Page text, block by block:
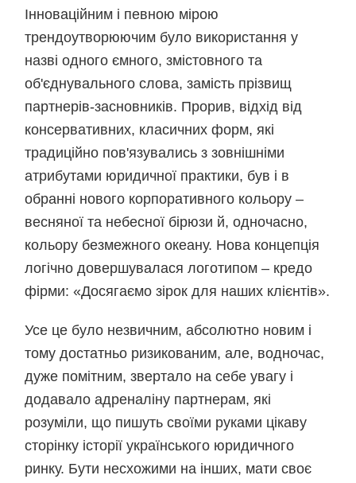
Інноваційним і певною мірою
трендоутворюючим було використання у
назві одного ємного, змістовного та
об'єднувального слова, замість прізвищ
партнерів-засновників. Прорив, відхід від
консервативних, класичних форм, які
традиційно пов'язувались з зовнішніми
атрибутами юридичної практики, був і в
обранні нового корпоративного кольору –
весняної та небесної бірюзи й, одночасно,
кольору безмежного океану. Нова концепція
логічно довершувалася логотипом – кредо
фірми: «Досягаємо зірок для наших клієнтів».
Усе це було незвичним, абсолютно новим і
тому достатньо ризикованим, але, водночас,
дуже помітним, звертало на себе увагу і
додавало адреналіну партнерам, які
розуміли, що пишуть своїми руками цікаву
сторінку історії українського юридичного
ринку. Бути несхожими на інших, мати своє